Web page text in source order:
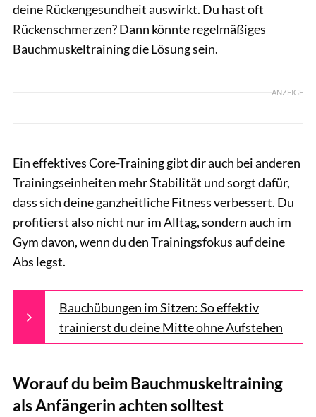
deine Rückengesundheit auswirkt. Du hast oft
Rückenschmerzen? Dann könnte regelmäßiges
Bauchmuskeltraining die Lösung sein.
ANZEIGE
Ein effektives Core-Training gibt dir auch bei anderen
Trainingseinheiten mehr Stabilität und sorgt dafür,
dass sich deine ganzheitliche Fitness verbessert. Du
profitierst also nicht nur im Alltag, sondern auch im
Gym davon, wenn du den Trainingsfokus auf deine
Abs legst.
Bauchübungen im Sitzen: So effektiv
trainierst du deine Mitte ohne Aufstehen
Worauf du beim Bauchmuskeltraining
als Anfängerin achten solltestgettyimages/Oleg Breslavtsev